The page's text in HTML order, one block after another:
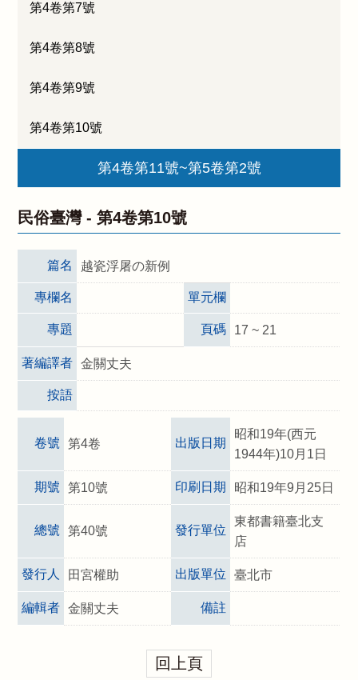
第4卷第7號
第4卷第8號
第4卷第9號
第4卷第10號
第4卷第11號~第5卷第2號
民俗臺灣 -第4卷第10號
篇名 越瓷浮屠の新例
專欄名 單元欄
專題 頁碼 17 ~ 21
著編譯者 金關丈夫
按語
卷號 第4卷 出版日期
昭和19年(西元
1944年)10月1日
期號 第10號 印刷日期 昭和19年9月25日
總號 第40號 發行單位
東都書籍臺北支
店
發行人 田宮權助 出版單位 臺北市
編輯者 金關丈夫 備註
回上頁